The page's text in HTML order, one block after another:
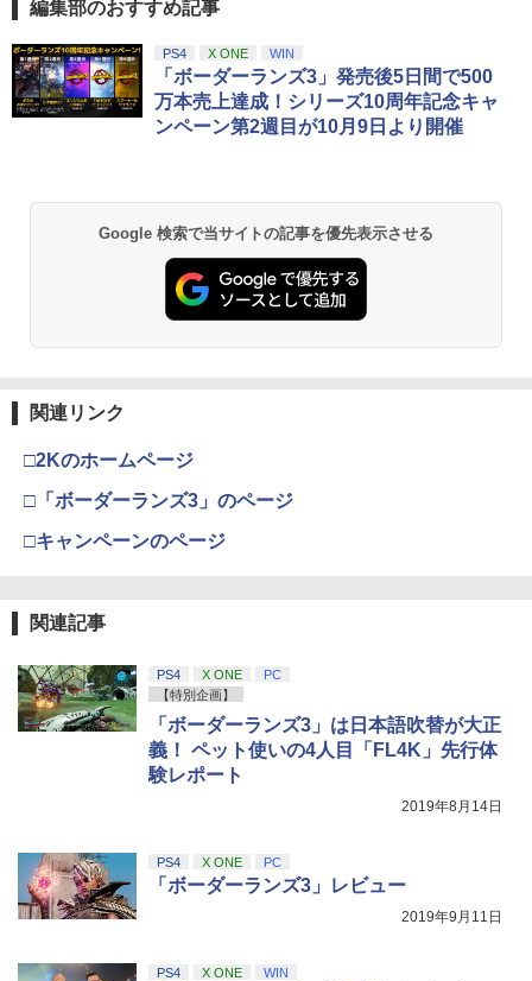
編集部のおすすめ記事
PS4 X ONE WIN
「ボーダーランズ3」発売後5日間で500
万本売上達成！シリーズ10周年記念キャ
ンペーン第2週目が10月9日より開催
Google 検索で当サイトの記事を優先表示させる
関連リンク
□2Kのホームページ
□「ボーダーランズ3」のページ
□キャンペーンのページ
関連記事
PS4 X ONE
PC
【特別企画】
「ボーダーランズ3」は日本語吹替が大正
義！ ペット使いの4人目「FL4K」先行体
験レポート
2019年8月14日
PS4 X ONE PC
「ボーダーランズ3」レビュー
2019年9月11日
PS4 X ONE WIN